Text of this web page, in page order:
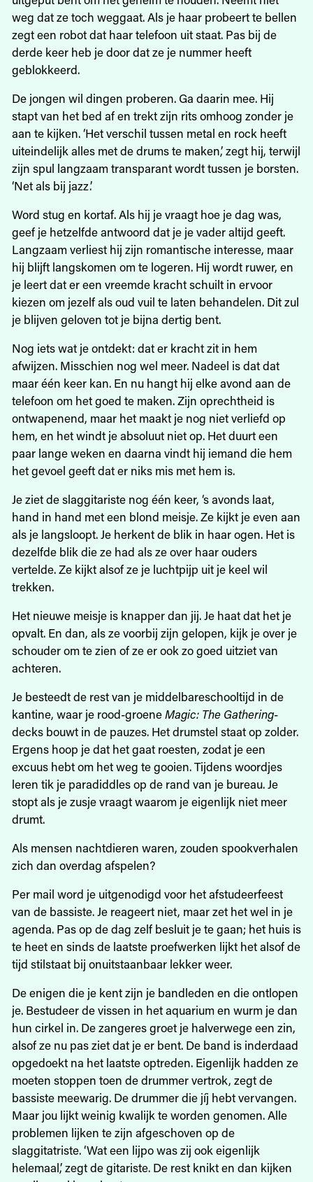
weg dat ze toch weggaat. Als je haar probeert te bellen
zegt een robot dat haar telefoon uit staat. Pas bij de
derde keer heb je door dat ze je nummer heeft
geblokkeerd.
De jongen wil dingen proberen. Ga daarin mee. Hij
stapt van het bed af en trekt zijn rits omhoog zonder je
aan te kijken. ‘Het verschil tussen metal en rock heeft
uiteindelijk alles met de drums te maken,’ zegt hij, terwijl
zijn spul langzaam transparant wordt tussen je borsten.
‘Net als bij jazz.’
Word stug en kortaf. Als hij je vraagt hoe je dag was,
geef je hetzelfde antwoord dat je je vader altijd geeft.
Langzaam verliest hij zijn romantische interesse, maar
hij blijft langskomen om te logeren. Hij wordt ruwer, en
je leert dat er een vreemde kracht schuilt in ervoor
kiezen om jezelf als oud vuil te laten behandelen. Dit zul
je blijven geloven tot je bijna dertig bent.
Nog iets wat je ontdekt: dat er kracht zit in hem
afwijzen. Misschien nog wel meer. Nadeel is dat dat
maar één keer kan. En nu hangt hij elke avond aan de
telefoon om het goed te maken. Zijn oprechtheid is
ontwapenend, maar het maakt je nog niet verliefd op
hem, en het windt je absoluut niet op. Het duurt een
paar lange weken en daarna vindt hij iemand die hem
het gevoel geeft dat er niks mis met hem is.
Je ziet de slaggitariste nog één keer, ‘s avonds laat,
hand in hand met een blond meisje. Ze kijkt je even aan
als je langsloopt. Je herkent de blik in haar ogen. Het is
dezelfde blik die ze had als ze over haar ouders
vertelde. Ze kijkt alsof ze je luchtpijp uit je keel wil
trekken.
Het nieuwe meisje is knapper dan jij. Je haat dat het je
opvalt. En dan, als ze voorbij zijn gelopen, kijk je over je
schouder om te zien of ze er ook zo goed uitziet van
achteren.
Je besteedt de rest van je middelbareschooltijd in de
kantine, waar je rood-groeneMagic: The Gathering-
decks bouwt in de pauzes. Het drumstel staat op zolder.
Ergens hoop je dat het gaat roesten, zodat je een
excuus hebt om het weg te gooien. Tijdens woordjes
leren tik je paradiddles op de rand van je bureau. Je
stopt als je zusje vraagt waarom je eigenlijk niet meer
drumt.
Als mensen nachtdieren waren, zouden spookverhalen
zich dan overdag afspelen?
Per mail word je uitgenodigd voor het afstudeerfeest
van de bassiste. Je reageert niet, maar zet het wel in je
agenda. Pas op de dag zelf besluit je te gaan; het huis is
te heet en sinds de laatste proefwerken lijkt het alsof de
tijd stilstaat bij onuitstaanbaar lekker weer.
De enigen die je kent zijn je bandleden en die ontlopen
je. Bestudeer de vissen in het aquarium en wurm je dan
hun cirkel in. De zangeres groet je halverwege een zin,
alsof ze nu pas ziet dat je er bent. De band is inderdaad
opgedoekt na het laatste optreden. Eigenlijk hadden ze
moeten stoppen toen de drummer vertrok, zegt de
bassiste meewarig. De drummer die jíj hebt vervangen.
Maar jou lijkt weinig kwalijk te worden genomen. Alle
problemen lijken te zijn afgeschoven op de
slaggitatriste. ‘Wat een lijpo was zij ook eigenlijk
helemaal,’ zegt de gitariste. De rest knikt en dan kijken